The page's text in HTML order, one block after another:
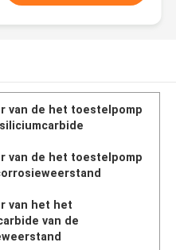
van de het toestelpomp
van de het toestelpomp
van het het
van de